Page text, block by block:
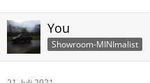
You
Showroom-MINImalist